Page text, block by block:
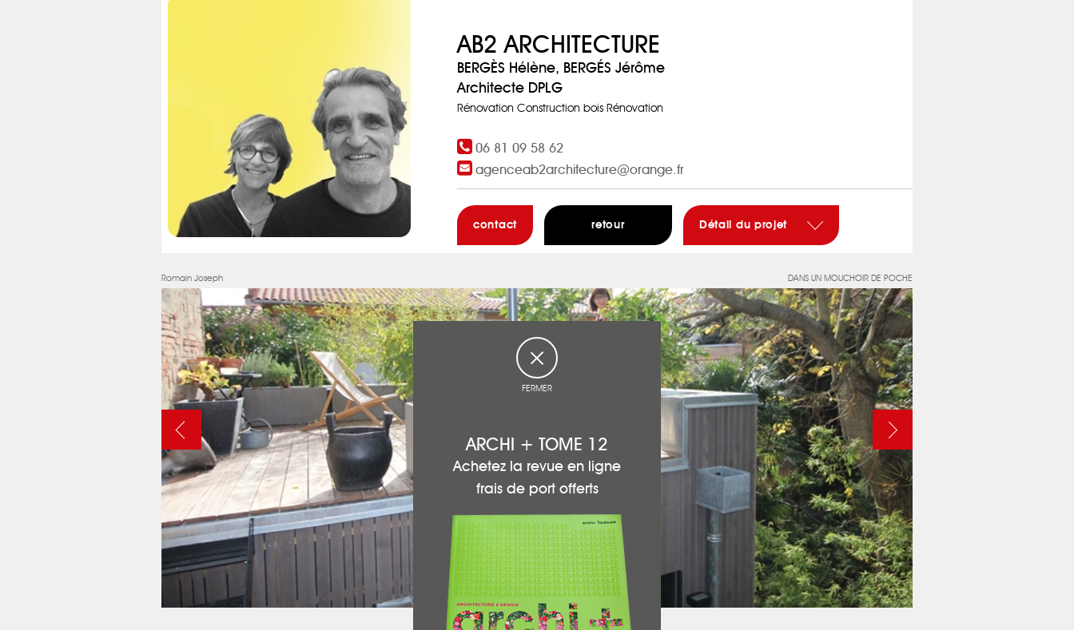
AB2 ARCHITECTURE
BERGÈS Hélène, BERGÉS Jérôme
Architecte DPLG
Rénovation Construction bois Rénovation
06 81 09 58 62
agenceab2architecture@orange.fr
contact retour Détail du projet
Romain Joseph DANS UN MOUCHOIR DE POCHE
FERMER
ARCHI + TOME 12
Achetez la revue en ligne
frais de port offerts